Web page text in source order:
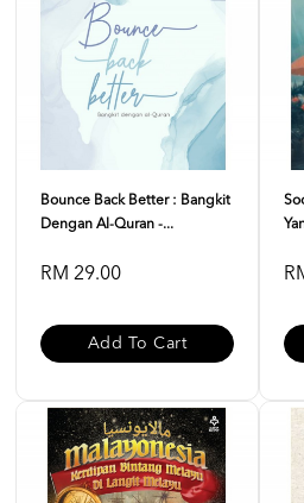
Bounce Back Better : Bangkit
Dengan Al-Quran -...
RM 29.00
Add To Cart